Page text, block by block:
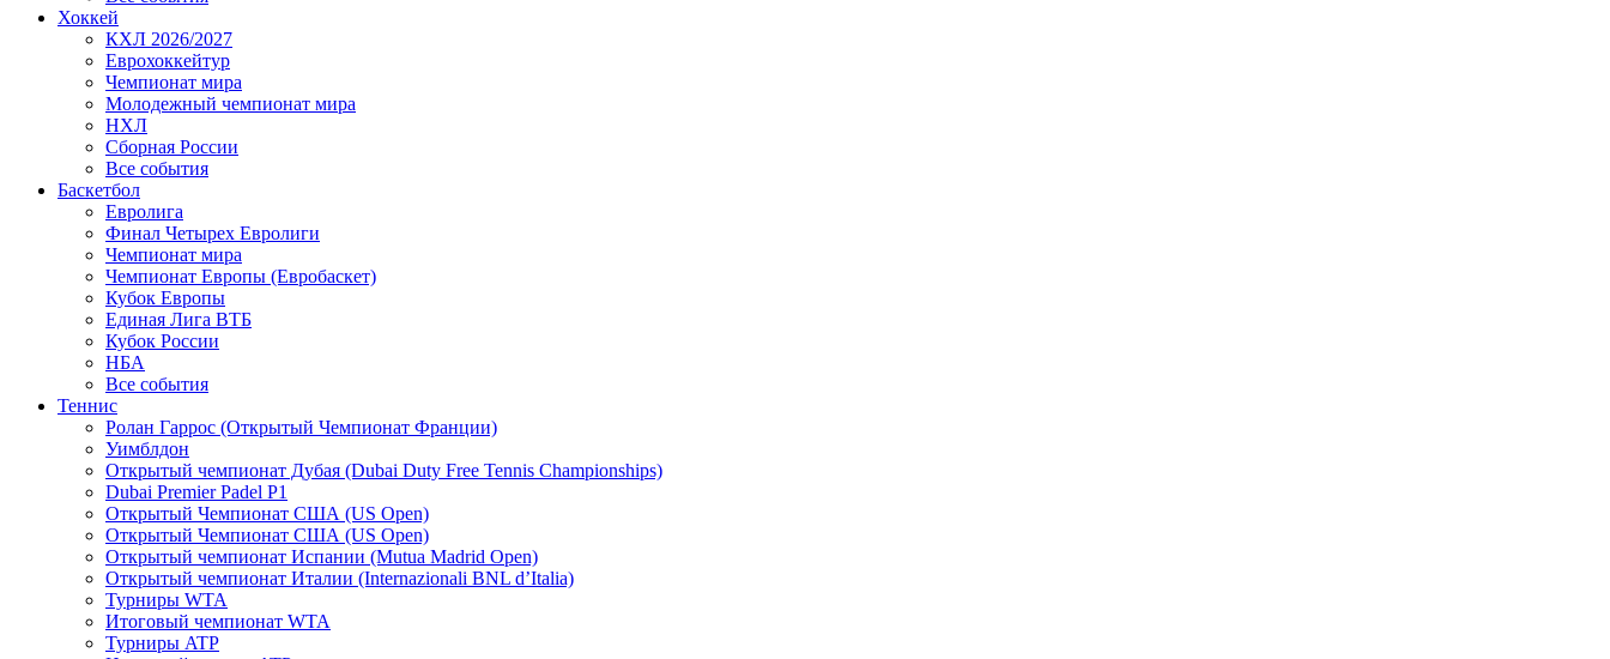
Хоккей
КХЛ 2026/2027
Еврохоккейтур
Чемпионат мира
Молодежный чемпионат мира
НХЛ
Сборная России
Все события
Баскетбол
Евролига
Финал Четырех Евролиги
Чемпионат мира
Чемпионат Европы (Евробаскет)
Кубок Европы
Единая Лига ВТБ
Кубок России
НБА
Все события
Теннис
Ролан Гаррос (Открытый Чемпионат Франции)
Уимблдон
Открытый чемпионат Дубая (Dubai Duty Free Tennis Championships)
Dubai Premier Padel P1
Открытый Чемпионат США (US Open)
Открытый Чемпионат США (US Open)
Открытый чемпионат Испании (Mutua Madrid Open)
Открытый чемпионат Италии (Internazionali BNL d’Italia)
Турниры WTA
Итоговый чемпионат WTA
Турниры ATP